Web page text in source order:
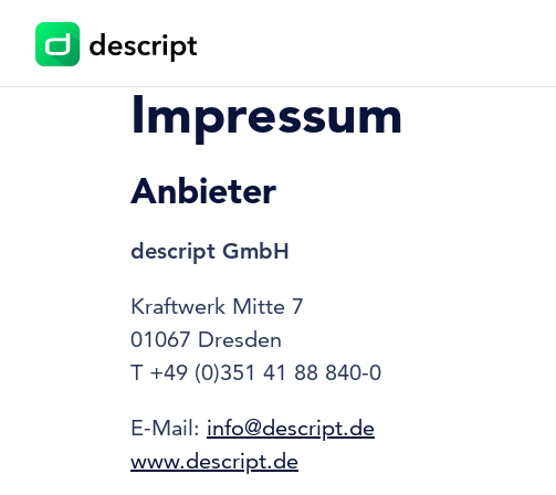
Impressum
Anbieter
descript GmbH
Kraftwerk Mitte 7
01067 Dresden
T +49 (0)351 41 88 840-0
E-Mail: info@descript.de
www.descript.de